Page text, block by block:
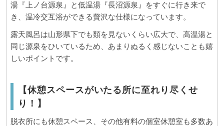
湯『上ノ台源泉』と低温湯『長沼源泉』をすぐに行き来で
き、温冷交互浴ができる贅沢な仕様になっています。
露天風呂は山形県下でも類を見ないくらい広大で、高温湯と
同じ源泉をひいているため、あまりぬるく感じないことも嬉
しいポイントです。
【休憩スペースがいたる所に至れり尽くせ
り！】
脱衣所にも休憩スペース、その他有料の個室休憩室も多数あ